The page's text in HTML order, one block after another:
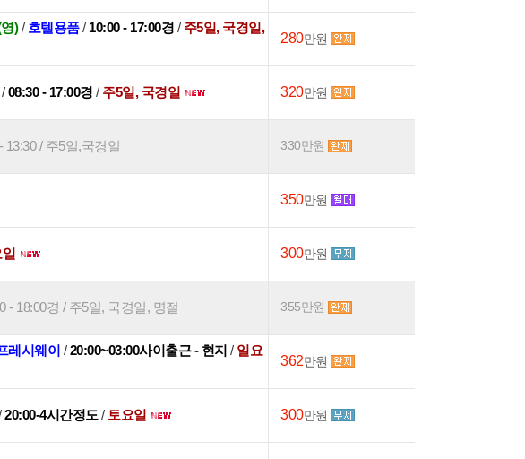
)/ 호텔용품/ 10:00 - 17:00경 / 주5일, 국경일,
280만원
/08:30 - 17:00경 / 주5일, 국경일 320만원
/ 주5일,국경일 330만원
350만원
300만원
18:00경 / 주5일, 국경일, 명절 355만원
레시웨이 /20:00~03:00사이출근 - 현지 / 일요
362만원
20:00-4시간정도 / 토요일 300만원